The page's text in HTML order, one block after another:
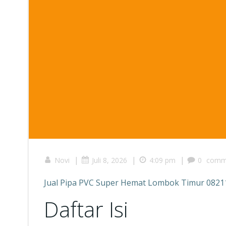
Novi | Juli 8, 2026 | 4:09 pm | 0
Jual Pipa PVC Super Hemat Lombok Timur
Daftar Isi